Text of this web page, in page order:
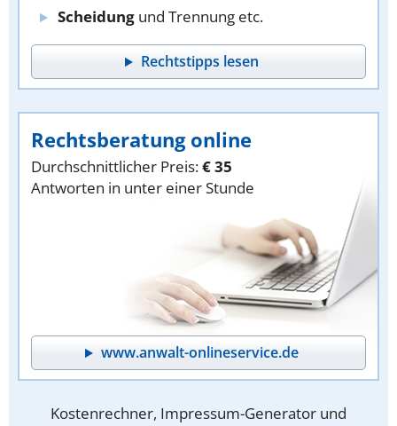
Scheidung und Trennung etc.
Rechtstipps lesen
Rechtsberatung online
Durchschnittlicher Preis:€ 35
Antworten in unter einer Stunde
www.anwalt-onlineservice.de
Kostenrechner, Impressum-Generator und